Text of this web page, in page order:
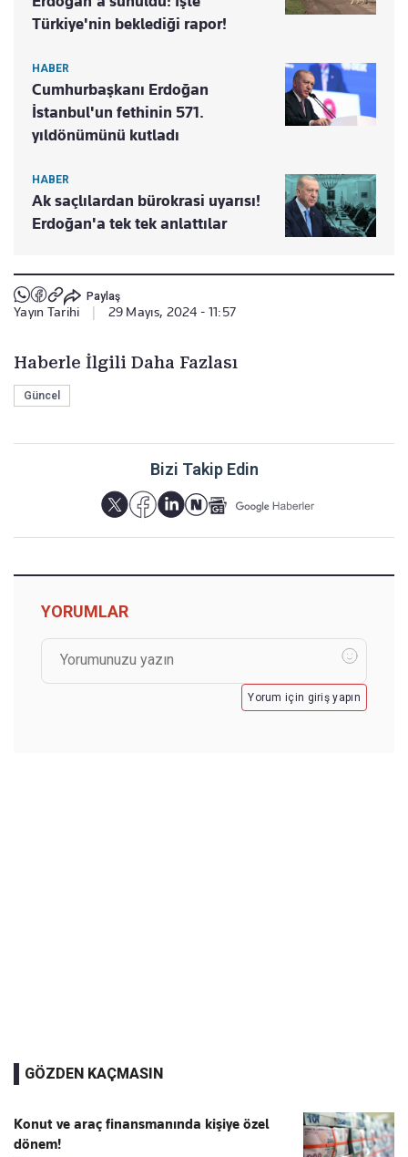
Türkiye'nin beklediği rapor!
HABER
Cumhurbaşkanı Erdoğan
İstanbul'un fethinin 571.
yıldönümünü kutladı
HABER
Ak saçlılardan bürokrasi uyarısı!
Erdoğan'a tek tek anlattılar
Paylaş
Yayın Tarihi 29 Mayıs, 2024 - 11:57
Haberle İlgili Daha Fazlası
Güncel
Bizi Takip Edin
YORUMLAR
Yorum için giriş yapın
GÖZDEN KAÇMASIN
Konut ve araç finansmanında kişiye özel
dönem!